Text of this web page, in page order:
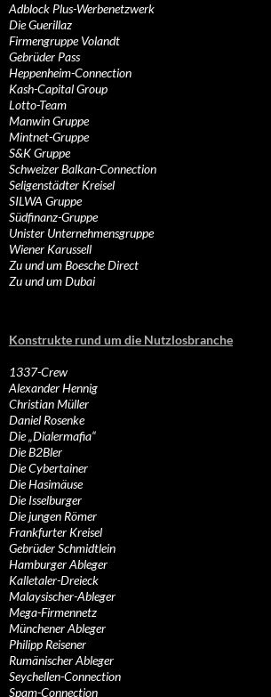
Adblock Plus-Werbenetzwerk
Die Guerillaz
Firmengruppe Volandt
Gebrüder Pass
Heppenheim-Connection
Kash-Capital Group
Lotto-Team
Manwin Gruppe
Mintnet-Gruppe
S&K Gruppe
Schweizer Balkan-Connection
Seligenstädter Kreisel
SILWA Gruppe
Südfinanz-Gruppe
Unister Unternehmensgruppe
Wiener Karussell
Zu und um Boesche Direct
Zu und um Dubai
Konstrukte rund um die Nutzlosbranche
1337-Crew
Alexander Hennig
Christian Müller
Daniel Rosenke
Die „Dialermafia“
Die B2Bler
Die Cybertainer
Die Hasimäuse
Die Isselburger
Die jungen Römer
Frankfurter Kreisel
Gebrüder Schmidtlein
Hamburger Ableger
Kalletaler-Dreieck
Malaysischer-Ableger
Mega-Firmennetz
Münchener Ableger
Philipp Reisener
Rumänischer Ableger
Seychellen-Connection
Spam-Connection